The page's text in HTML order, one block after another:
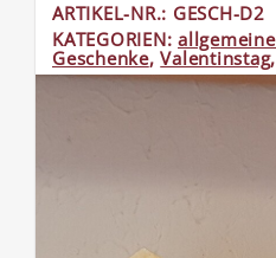
ARTIKEL-NR.: GESCH-D2
KATEGORIEN:
Geschenke,Valentinstag,